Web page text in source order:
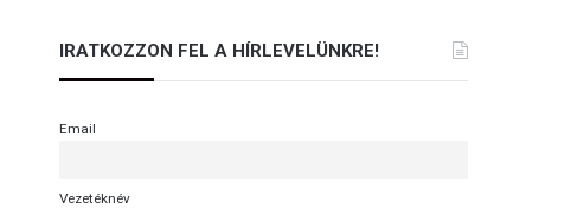
IRATKOZZON FEL A HÍRLEVELÜNKRE!
Email
Vezetéknév